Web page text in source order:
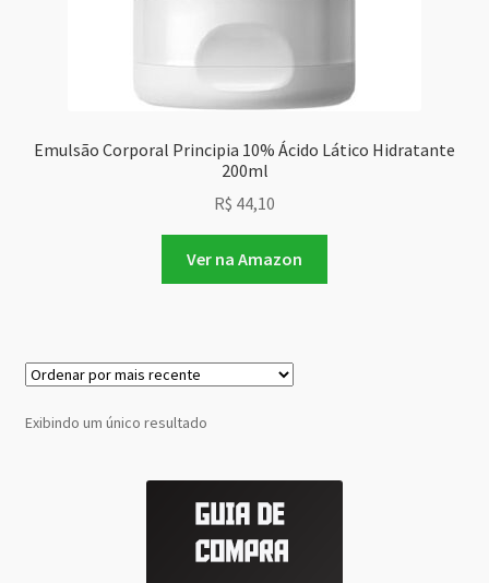
Emulsão Corporal Principia 10% Ácido Lático Hidratante
200ml
R$ 44,10
Ver na Amazon
Exibindo um único resultado